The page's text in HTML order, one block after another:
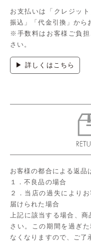
お支払いは「クレジッ
振込」「代金引換」から
※手数料はお客様ご負
さい。
▶ 詳しくはこちら
お客様の都合による返品
１．不良品の場合
２．当店の過失により
届けられた場合
上記に該当する場合、
さい。この期間を過ぎ
なくなりますので、ご了